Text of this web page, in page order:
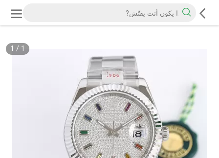
1
/
1